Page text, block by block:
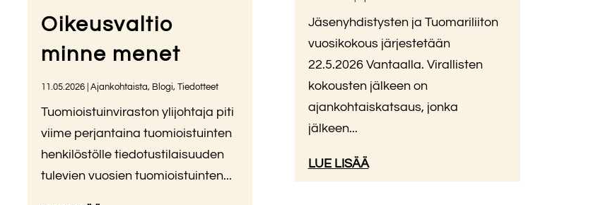
Oikeusvaltio
minne menet
11.05.2026| Ajankohtaista, Blogi, Tiedotteet
Tuomioistuinviraston ylijohtaja piti
viime perjantaina tuomioistuinten
henkilöstölle tiedotustilaisuuden
tulevien vuosien tuomioistuinten...
Jäsenyhdistysten ja Tuomariliiton
vuosikokous järjestetään
22.5.2026 Vantaalla. Virallisten
kokousten jälkeen on
ajankohtaiskatsaus, jonka
jälkeen...
LUE LISÄÄ